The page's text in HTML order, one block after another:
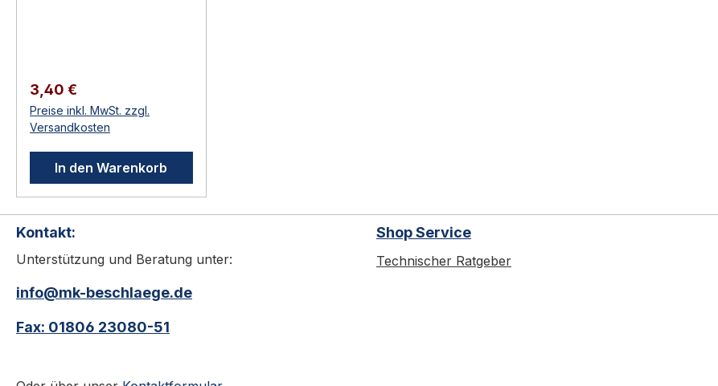
Privat-, Gewerbe- und
öffentlichen Bauten.
Original-Zubehör /
Verbrauchsmaterial für
KWS-Beschläge Direkt
vom Hersteller —
passgenau Zur
Erweiterung, Anpassung
oder Reparatur KWS 9903
aus dem KWS-Programm:
Höhenanpassung,
Regulärer Preis:
3,40 €
Preise inkl. MwSt. zzgl.
Versandkosten
In den Warenkorb
Kontakt:
Unterstützung und Beratung unter:
info@mk-beschlaege.de
Fax: 01806 23080-51
Shop Service
Technischer Ratgeber